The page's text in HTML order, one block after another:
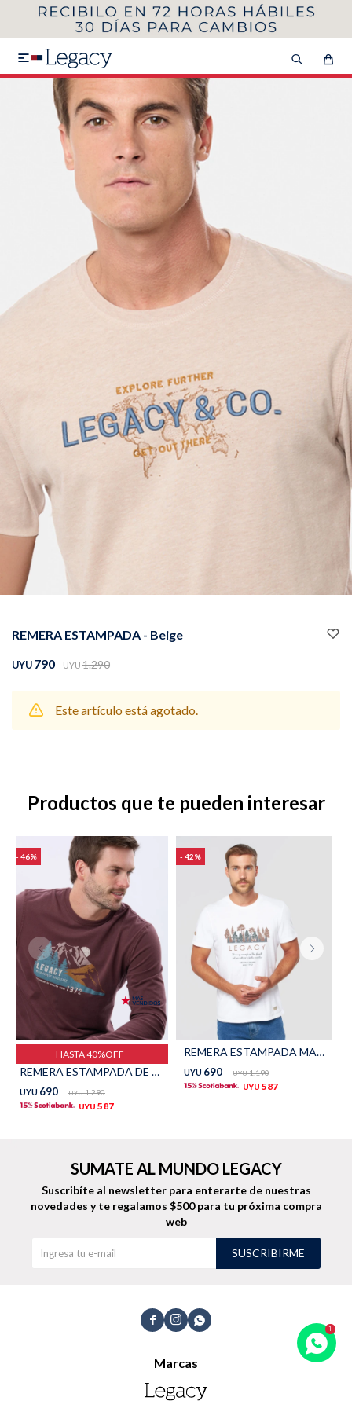

REMERA ESTAMPADA - Beige
UYU790 UYU1.290
Este artículo está agotado.
Productos que te pueden interesar
46
HASTA 40%OFF
REMERA ESTAMPADA DE ALGODÓN - BORDO
UYU 690 UYU 1.290
UYU 587
42
REMERA ESTAMPADA MANGA CORTA - Blanco
UYU 690 UYU 1.190
UYU 587
  
Marcas
SUMATE AL MUNDO LEGACY
Suscribíte al newsletter para enterarte de nuestras
novedades y te regalamos $500 para tu próxima compra
web
SUSCRIBIRME
MI CUENTA
VER COLECCIÓN DE HOMBRE
HASTA 40%OFF SEGUNDA 50%
Pantalones
Camperas
Canguros
Sacos Calzado
Bolsos y valijas Accesorios
TALLES GRANDES Uniformes empresariales
Quiero ser parte Canjear mis puntos
Envíos, cambios y devoluciones